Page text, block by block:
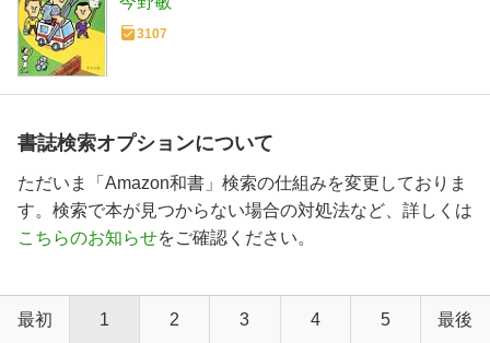
3107
書誌検索オプションについて
ただいま「Amazon和書」検索の仕組みを変更しておりま
す。検索で本が見つからない場合の対処法など、詳しくは
こちらのお知らせをご確認ください。
最初 1 2 3 4 5 最後